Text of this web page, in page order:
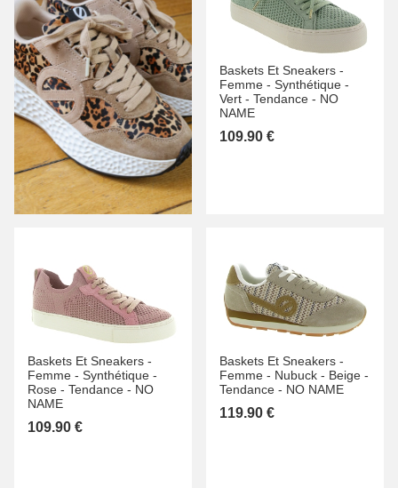
Baskets Et Sneakers -
Femme - Synthétique -
Vert - Tendance - NO
NAME
109.90 €
Baskets Et Sneakers -
Femme - Synthétique -
Rose - Tendance - NO
NAME
109.90 €
Baskets Et Sneakers -
Femme - Nubuck - Beige -
Tendance - NO NAME
119.90 €